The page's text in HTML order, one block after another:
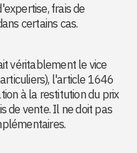
frais de
certains cas.
véritablement le vice
l'article 1646
à la restitution du prix
de vente. Il ne doit pas